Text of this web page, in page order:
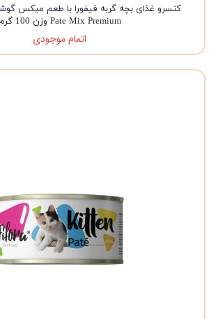
Pate Mix Premium وزن 100 گرم
اتمام موجودی